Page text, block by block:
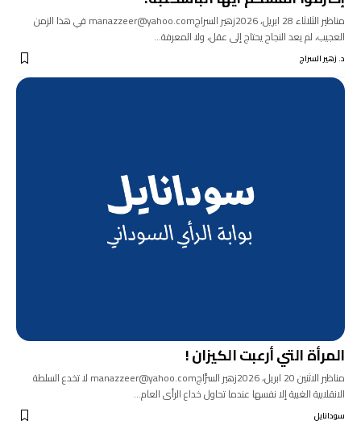
مناظير الثلاثاء 28 ابريل، 2026زهير السراجmanazzeer@yahoo.com في هذا الزمن
العجيب، لم يعد النجاح يحتاج إلى عقل، ولا المعرفة…
د. زهير السراج
المرأة التي أرعبت الكيزان !
مناظير الاثنين 20 ابريل، 2026زهير السرَّاجmanazzeer@yahoo.com لا تخدع السلطة
الانقلابية الغبية إلا نفسها عندما تحاول خداع الرأى العام…
سودانايل